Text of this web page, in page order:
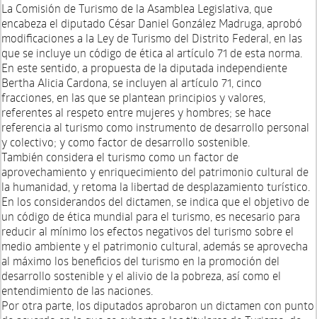
La Comisión de Turismo de la Asamblea Legislativa, que
encabeza el diputado César Daniel González Madruga, aprobó
modificaciones a la Ley de Turismo del Distrito Federal, en las
que se incluye un código de ética al artículo 71 de esta norma.
En este sentido, a propuesta de la diputada independiente
Bertha Alicia Cardona, se incluyen al artículo 71, cinco
fracciones, en las que se plantean principios y valores,
referentes al respeto entre mujeres y hombres; se hace
referencia al turismo como instrumento de desarrollo personal
y colectivo; y como factor de desarrollo sostenible.
También considera el turismo como un factor de
aprovechamiento y enriquecimiento del patrimonio cultural de
la humanidad, y retoma la libertad de desplazamiento turístico.
En los considerandos del dictamen, se indica que el objetivo de
un código de ética mundial para el turismo, es necesario para
reducir al mínimo los efectos negativos del turismo sobre el
medio ambiente y el patrimonio cultural, además se aprovecha
al máximo los beneficios del turismo en la promoción del
desarrollo sostenible y el alivio de la pobreza, así como el
entendimiento de las naciones.
Por otra parte, los diputados aprobaron un dictamen con punto